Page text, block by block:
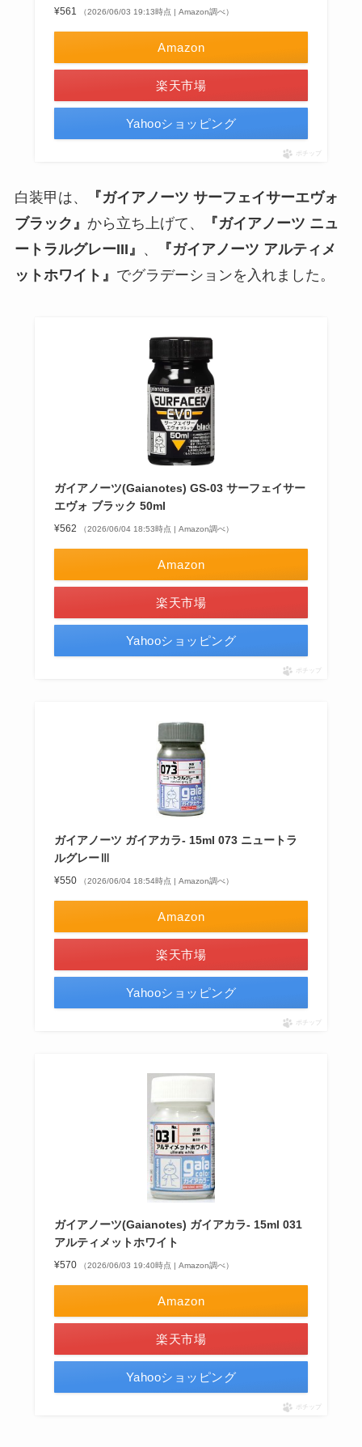
¥561 （2026/06/03 19:13時点 | Amazon調べ）
Amazon
楽天市場
Yahooショッピング
ポチップ
白装甲は、
『ガイアノーツ サーフェイサーエヴォ
ブラック』 から立ち上げて、
『ガイアノーツ ニュ
ートラルグレーIII』 、
『ガイアノーツ アルティメ
ットホワイト』 でグラデーションを入れました。
ガイアノーツ(Gaianotes) GS-03 サーフェイサー
エヴォ ブラック 50ml
¥562 （2026/06/04 18:53時点 | Amazon調べ）
Amazon
楽天市場
Yahooショッピング
ポチップ
ガイアノーツ ガイアカラ- 15ml 073 ニュートラ
ルグレーⅢ
¥550 （2026/06/04 18:54時点 | Amazon調べ）
Amazon
楽天市場
Yahooショッピング
ポチップ
ガイアノーツ(Gaianotes) ガイアカラ- 15ml 031
アルティメットホワイト
¥570 （2026/06/03 19:40時点 | Amazon調べ）
Amazon
楽天市場
Yahooショッピング
ポチップ